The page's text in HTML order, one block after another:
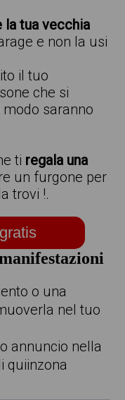
la tua vecchia
e non la usi
il tuo
che si
saranno
ti regala una
un furgone per
trovi !.
o una
nel tuo
annuncio nella
quiinzona